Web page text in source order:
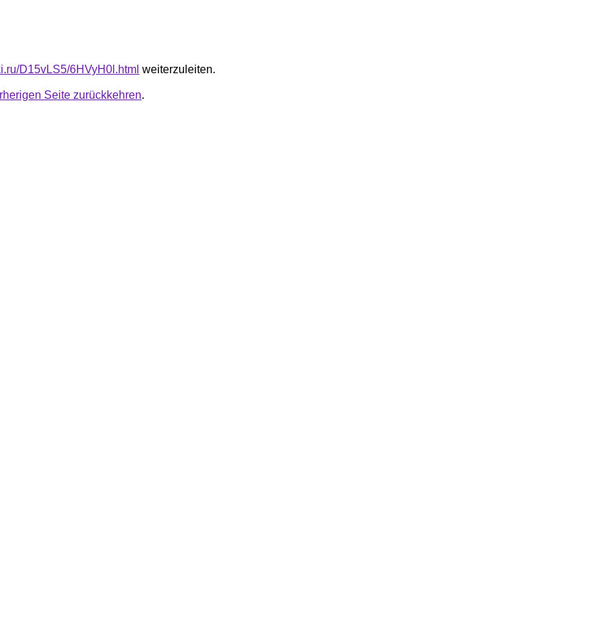
D15vLS5/6HVyH0l.html weiterzuleiten.
Seite zurückkehren.